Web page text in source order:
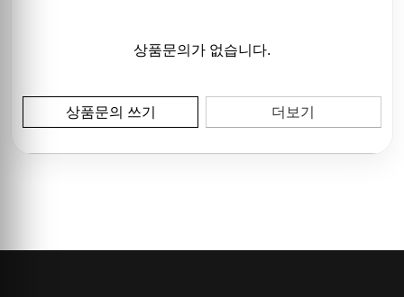
상품문의가 없습니다.
상품문의 쓰기 더보기